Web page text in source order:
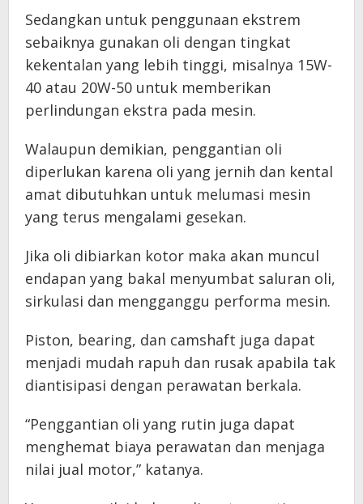
Sedangkan untuk penggunaan ekstrem
sebaiknya gunakan oli dengan tingkat
kekentalan yang lebih tinggi, misalnya 15W-
40 atau 20W-50 untuk memberikan
perlindungan ekstra pada mesin.
Walaupun demikian, penggantian oli
diperlukan karena oli yang jernih dan kental
amat dibutuhkan untuk melumasi mesin
yang terus mengalami gesekan.
Jika oli dibiarkan kotor maka akan muncul
endapan yang bakal menyumbat saluran oli,
sirkulasi dan mengganggu performa mesin.
Piston, bearing, dan camshaft juga dapat
menjadi mudah rapuh dan rusak apabila tak
diantisipasi dengan perawatan berkala.
“Penggantian oli yang rutin juga dapat
menghemat biaya perawatan dan menjaga
nilai jual motor,” katanya.